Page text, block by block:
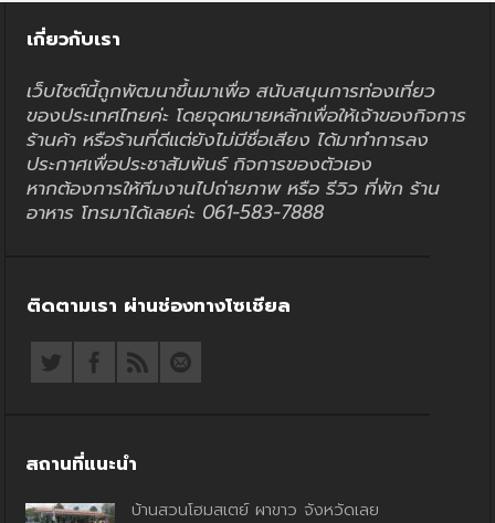
เกี่ยวกับเรา
เว็บไซต์นี้ถูกพัฒนาขึ้นมาเพื่อ สนับสนุนการท่องเที่ยว
ของประเทศไทยค่ะ โดยจุดหมายหลักเพื่อให้เจ้าของกิจการ
ร้านค้า หรือร้านที่ดีแต่ยังไม่มีชื่อเสียง ได้มาทำการลง
ประกาศเพื่อประชาสัมพันธ์ กิจการของตัวเอง
หากต้องการให้ทีมงานไปถ่ายภาพ หรือ รีวิว ที่พัก ร้าน
อาหาร โทรมาได้เลยค่ะ 061-583-7888
ติดตามเรา ผ่านช่องทางโซเชียล
สถานที่แนะนำ
บ้านสวนโฮมสเตย์ ผาขาว จังหวัดเลย